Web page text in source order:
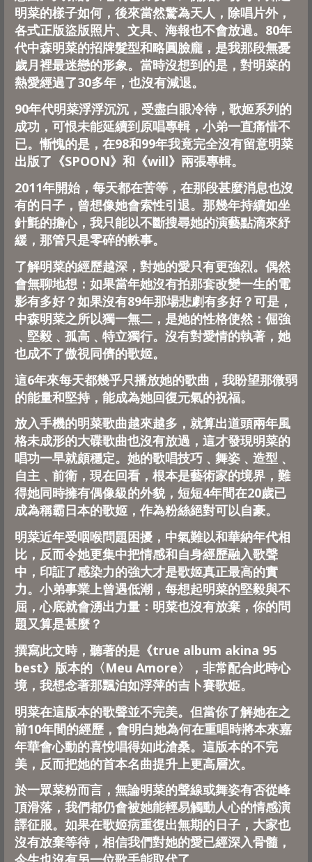
明菜的樣子如何， 後來當然驚為天人，除唱片外，
各式正版盜版照片、文具、 海報也不會放過。80年
代中森明菜的招牌髮型和略圓臉龐， 是我那段無憂
歲月裡最迷戀的形象。當時沒想到的是， 對明菜的
熱愛經過了30多年，也沒有減退。
90年代明菜浮浮沉沉，受盡白眼冷待，歌姬系列的
成功， 可恨未能延續到原唱專輯，小弟一直痛惜不
已。慚愧的是， 在98和99年我竟完全沒有留意明菜
出版了《SPOON》和《will》兩張專輯。
2011年開始，每天都在苦等，在那段甚麼消息也沒
有的日子， 曾想像她會索性引退。那幾年持續如坐
針氈的擔心， 我只能以不斷搜尋她的演藝點滴來紓
緩，那管只是零碎的軼事。
了解明菜的經歷越深，對她的愛只有更強烈。偶然
會無聊地想： 如果當年她沒有拍那套改變一生的電
影有多好？如果沒有89年那場悲劇有多好？可是，
中森明菜之所以獨一無二， 是她的性格使然：倔強
﹑堅毅﹑孤高﹑特立獨行。 沒有對愛情的執著，她
也成不了傲視同儕的歌姬。
這6年來每天都幾乎只播放她的歌曲，我盼望那微弱
的能量和堅持， 能成為她回復元氣的祝福。
放入手機的明菜歌曲越來越多， 就算出道頭兩年風
格未成形的大碟歌曲也沒有放過， 這才發現明菜的
唱功一早就頗穩定。她的歌唱技巧﹑舞姿﹑造型﹑
自主﹑前衛，現在回看，根本是藝術家的境界， 難
得她同時擁有偶像級的外貌， 短短4年間在20歲已
成為稱霸日本的歌姬， 作為粉絲絕對可以自豪。
明菜近年受咽喉問題困擾，中氣難以和華納年代相
比， 反而令她更集中把情感和自身經歷融入歌聲
中， 印証了感染力的強大才是歌姬真正最高的實
力。 小弟事業上曾遇低潮，每想起明菜的堅毅與不
屈，心底就會湧出力量：明菜也沒有放棄，你的問
題又算是甚麼？
撰寫此文時，聽著的是《true album akina 95
best》版本的〈Meu Amore〉，非常配合此時心
境， 我想念著那飄泊如浮萍的吉卜賽歌姫。
明菜在這版本的歌聲並不完美。 但當你了解她在之
前10年間的經歷， 會明白她為何在重唱時將本來嘉
年華會心動的喜悅唱得如此滄桑。 這版本的不完
美，反而把她的首本名曲提升上更高層次。
於一眾菜粉而言，無論明菜的聲線或舞姿有否從峰
頂滑落， 我們都仍會被她能輕易觸動人心的情感演
譯征服。 如果在歌姬病重復出無期的日子，大家也
沒有放棄等待， 相信我們對她的愛已經深入骨髓，